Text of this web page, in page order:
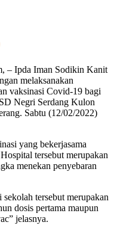
– Ipda Iman Sodikin Kanit
melaksanakan
vaksinasi Covid-19 bagi
Negri Serdang Kulon
Sabtu (12/02/2022)
yang bekerjasama
tersebut merupakan
menekan penyebaran
tersebut merupakan
dosis pertama maupun
jelasnya.